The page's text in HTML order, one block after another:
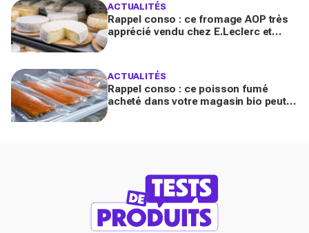
ACTUALITÉS
Rappel conso : ce fromage AOP très
apprécié vendu chez E.Leclerc et
ACTUALITÉS
Rappel conso : ce poisson fumé
acheté dans votre magasin bio peut